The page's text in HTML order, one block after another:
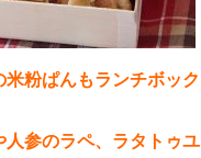
米粉ぱんもランチボッ
参のラペ、ラタトゥユ